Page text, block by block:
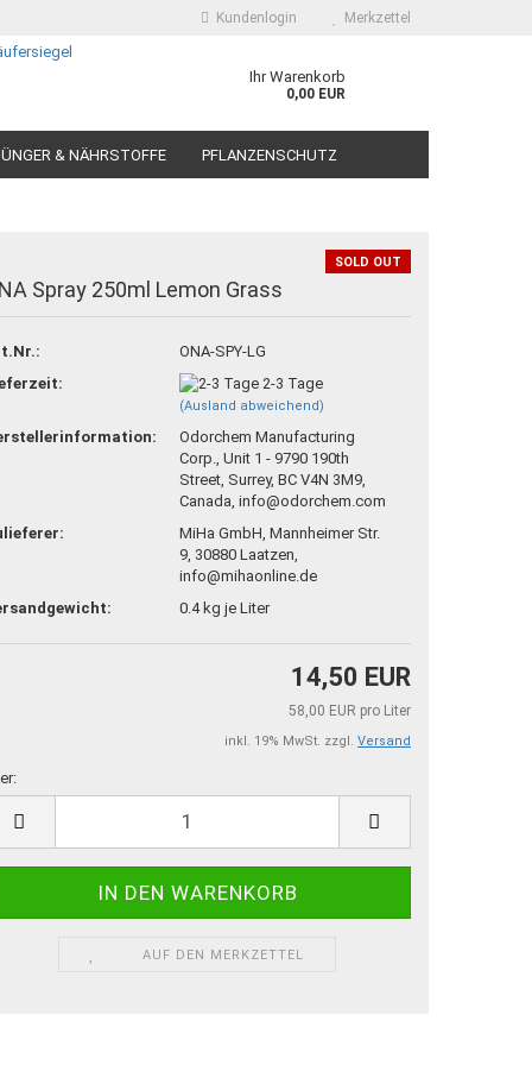
Kundenlogin
erstellen
vergessen?
Merkzettel
Ihr Warenkorb
0,00 EUR
& NÄHRSTOFFE PFLANZENSCHUTZ
SOLD OUT
Spray 250ml Lemon Grass
ONA-SPY-LG
2-3 Tage
(Ausland abweichend)
Odorchem Manufacturing
Corp., Unit 1 - 9790 190th
Street, Surrey, BC V4N 3M9,
Canada, info@odorchem.com
MiHa GmbH, Mannheimer Str.
9, 30880 Laatzen,
info@mihaonline.de
0.4kg je Liter
14,50 EUR
58,00 EUR pro Liter
inkl. 19% MwSt. zzgl. Versand
AUF DEN MERKZETTEL